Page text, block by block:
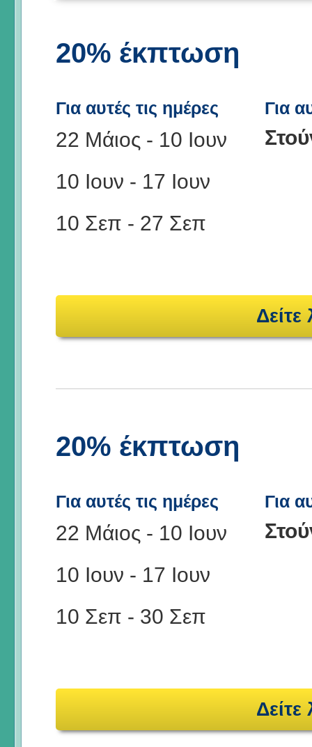
20% έκπτωση
Για αυτές τις ημέρες
22 Μάιος - 10 Ιουν
10 Ιουν - 17 Ιουν
10 Σεπ - 27 Σεπ
Για
Δείτε
20% έκπτωση
Για αυτές τις ημέρες
22 Μάιος - 10 Ιουν
10 Ιουν - 17 Ιουν
10 Σεπ - 30 Σεπ
Για
Δείτε